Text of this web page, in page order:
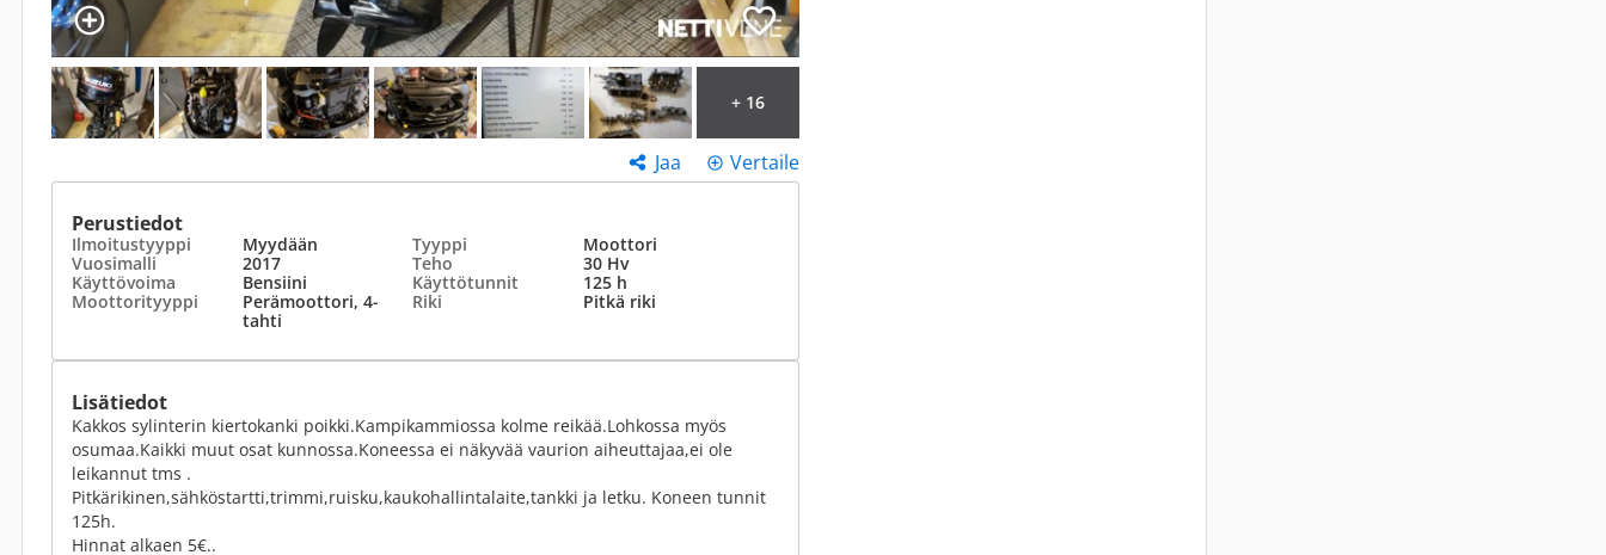
+ 16
Jaa Vertaile
Perustiedot
Ilmoitustyyppi Myydään Tyyppi
Moottori
Vuosimalli
2017 Teho
30 Hv
Käyttövoima
Bensiini Käyttötunnit
125 h
Moottorityyppi
Perämoottori, 4-
tahti
Riki Pitkä riki
Lisätiedot
Kakkos sylinterin kiertokanki poikki.Kampikammiossa kolme reikää.Lohkossa myös
osumaa.Kaikki muut osat kunnossa.Koneessa ei näkyvää vaurion aiheuttajaa,ei ole
leikannut tms .
Pitkärikinen,sähköstartti,trimmi,ruisku,kaukohallintalaite,tankki ja letku. Koneen tunnit
125h.
Hinnat alkaen 5€..